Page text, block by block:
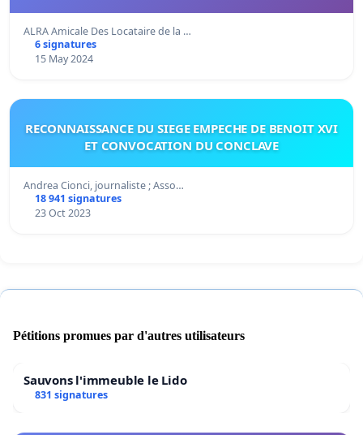
ALRA Amicale Des Locataire de la …
6 signatures
15 May 2024
RECONNAISSANCE DU SIEGE EMPECHE DE BENOIT XVI
ET CONVOCATION DU CONCLAVE
Andrea Cionci, journaliste ; Asso…
18 941 signatures
23 Oct 2023
Pétitions promues par d'autres utilisateurs
Sauvons l'immeuble le Lido
831 signatures